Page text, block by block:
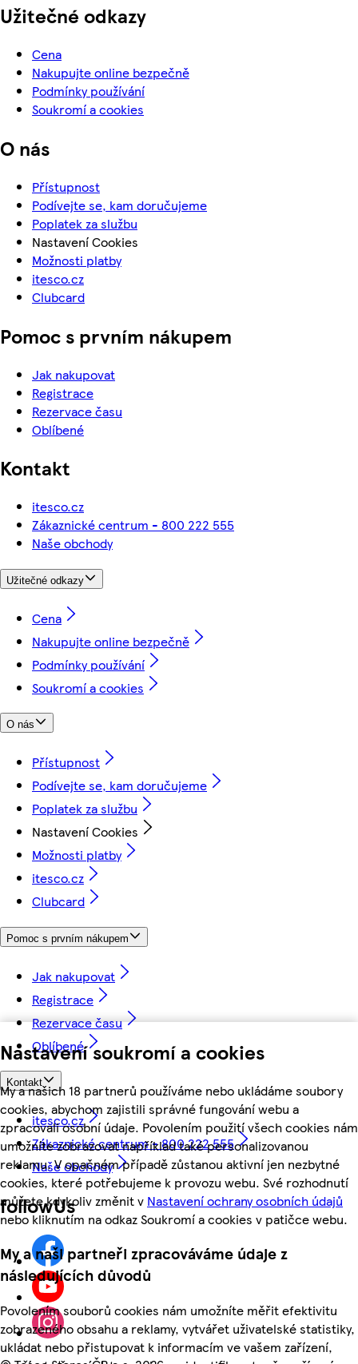
Nastavení soukromí a cookies
My a našich 18 partnerů používáme nebo ukládáme soubory
cookies, abychom zajistili správné fungování webu a
zpracovali osobní údaje. Povolením použití všech cookies nám
umožníte zobrazovat například také personalizovanou
reklamu. V opačném případě zůstanou aktivní jen nezbytné
cookies, které potřebujeme k provozu webu. Své rozhodnutí
můžete kdykoliv změnit v Nastavení ochrany osobních údajů
nebo kliknutím na odkaz Soukromí a cookies v patičce webu.
My a naši partneři zpracováváme údaje z
následujících důvodů
Povolením souborů cookies nám umožníte měřit efektivitu
zobrazeného obsahu a reklamy, vytvářet uživatelské statistiky,
ukládat nebo přistupovat k informacím ve vašem zařízení,
Užitečné odkazy
Cena
Nakupujte online bezpečně
Podmínky používání
Soukromí a cookies
O nás
Přístupnost
Podívejte se, kam doručujeme
Poplatek za službu
Nastavení Cookies
Možnosti platby
itesco.cz
Clubcard
Pomoc s prvním nákupem
Jak nakupovat
Registrace
Rezervace času
Oblíbené
Kontakt
itesco.cz
Zákaznické centrum - 800 222 555
Naše obchody
Užitečné odkazy
Cena
Nakupujte online bezpečně
Podmínky používání
Soukromí a cookies
O nás
Přístupnost
Podívejte se, kam doručujeme
Poplatek za službu
Nastavení Cookies
Možnosti platby
itesco.cz
Clubcard
Pomoc s prvním nákupem
Jak nakupovat
Registrace
Rezervace času
Oblíbené
Kontakt
itesco.cz
Zákaznické centrum - 800 222 555
Naše obchody
followUs